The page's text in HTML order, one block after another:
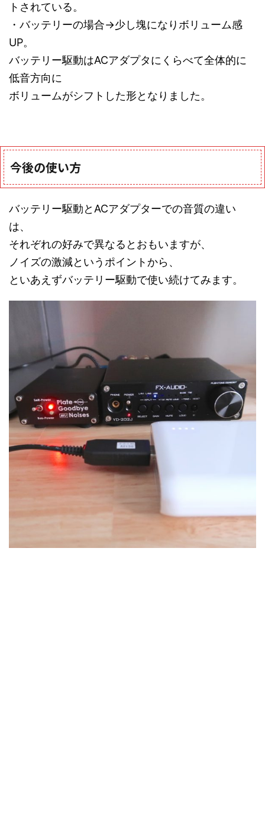
トされている。
・バッテリーの場合→少し塊になりボリューム感
UP。
バッテリー駆動はACアダプタにくらべて全体的に
低音方向に
ボリュームがシフトした形となりました。
今後の使い方
バッテリー駆動とACアダプターでの音質の違い
は、
それぞれの好みで異なるとおもいますが、
ノイズの激減というポイントから、
といあえずバッテリー駆動で使い続けてみます。